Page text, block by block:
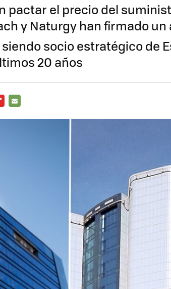
pactar el precio del
y Naturgy han firmado un
socio estratégico de
20 años